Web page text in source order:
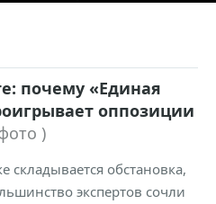
почему «Единая
оппозиции
)
складывается обстановка,
экспертов сочли